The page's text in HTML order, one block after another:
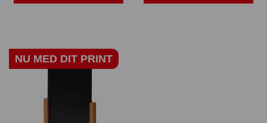
NU MED DIT PRINT